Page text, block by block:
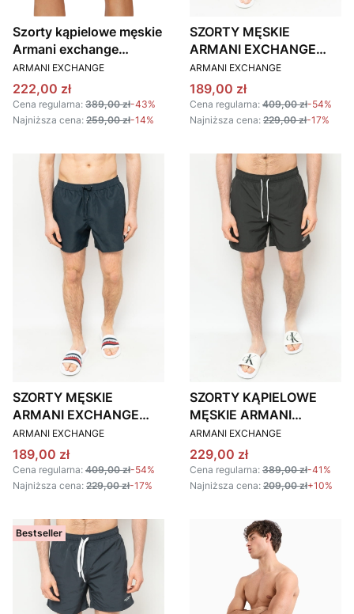
Szorty kąpielowe męskie
Armani exchange
953034 CC623
turkusowy
PRODUCENT
ARMANI EXCHANGE
Cena promocyjna
222,00 zł
Cena regularna: 389,00 zł-43%
Najniższa cena: 259,00 zł-14%
SZORTY MĘSKIE
ARMANI EXCHANGE
953060 3R631 BIAŁE
PRODUCENT
ARMANI EXCHANGE
Cena promocyjna
189,00 zł
Cena regularna: 409,00 zł-54%
Najniższa cena: 229,00 zł-17%
SZORTY MĘSKIE
ARMANI EXCHANGE
953060 3R631
GRANATOWE
PRODUCENT
ARMANI EXCHANGE
Cena promocyjna
189,00 zł
Cena regularna: 409,00 zł-54%
Najniższa cena: 229,00 zł-17%
SZORTY KĄPIELOWE
MĘSKIE ARMANI
EXCHANGE 953035
CC630 CZARNE
PRODUCENT
ARMANI EXCHANGE
Cena promocyjna
229,00 zł
Cena regularna: 389,00 zł-41%
Najniższa cena: 209,00 zł+10%
Bestseller